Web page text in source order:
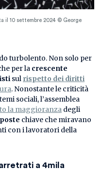
il 10 settembre 2024 © George
turbolento. Non solo per
per la crescente
sul rispetto dei diritti
. Nonostante le criticità
sociali, l’assemblea
la maggioranza degli
chiave che miravano
con i lavoratori della
a 4mila